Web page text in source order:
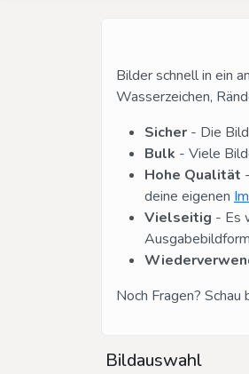
Bilder schnell in ein
Wasserzeichen,
Sicher - Die
Bulk - Viele
Hohe Qualität
deine eigenen
Vielseitig - Es
Noch Fragen?
Bildauswahl